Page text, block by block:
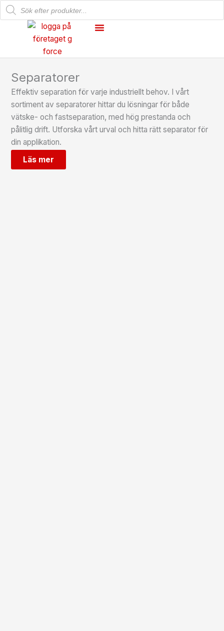
Hoppa
till
Products
search
Separatorer
Effektiv separation för varje industriellt behov. I vårt
sortiment av separatorer hittar du lösningar för både
vätske- och fastseparation, med hög prestanda och
pålitlig drift. Utforska vårt urval och hitta rätt separator för
din applikation.
Läs mer